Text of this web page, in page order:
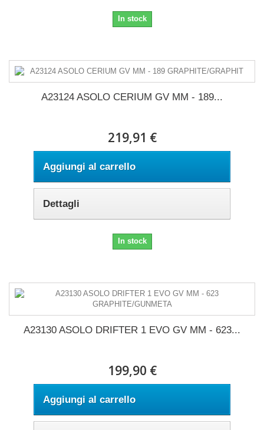
In stock
A23124 ASOLO CERIUM GV MM - 189...
219,91 €
Aggiungi al carrello
Dettagli
In stock
A23130 ASOLO DRIFTER 1 EVO GV MM - 623...
199,90 €
Aggiungi al carrello